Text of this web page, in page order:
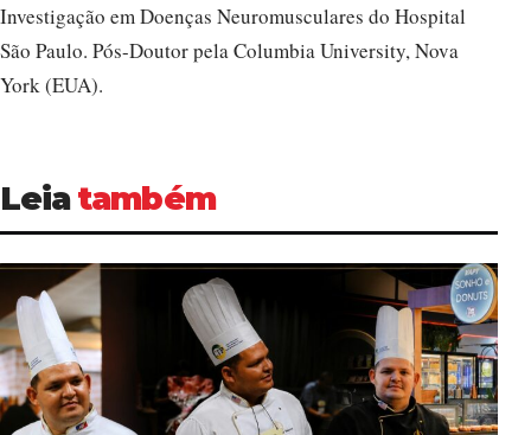
Investigação em Doenças Neuromusculares do Hospital
São Paulo. Pós-Doutor pela Columbia University, Nova
York (EUA).
Leiatambém